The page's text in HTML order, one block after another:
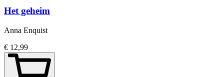
Het geheim
Anna Enquist
€ 12,99